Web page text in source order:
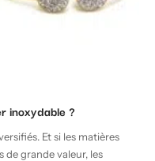
inoxydable ?
Et si les matières
de grande valeur, les